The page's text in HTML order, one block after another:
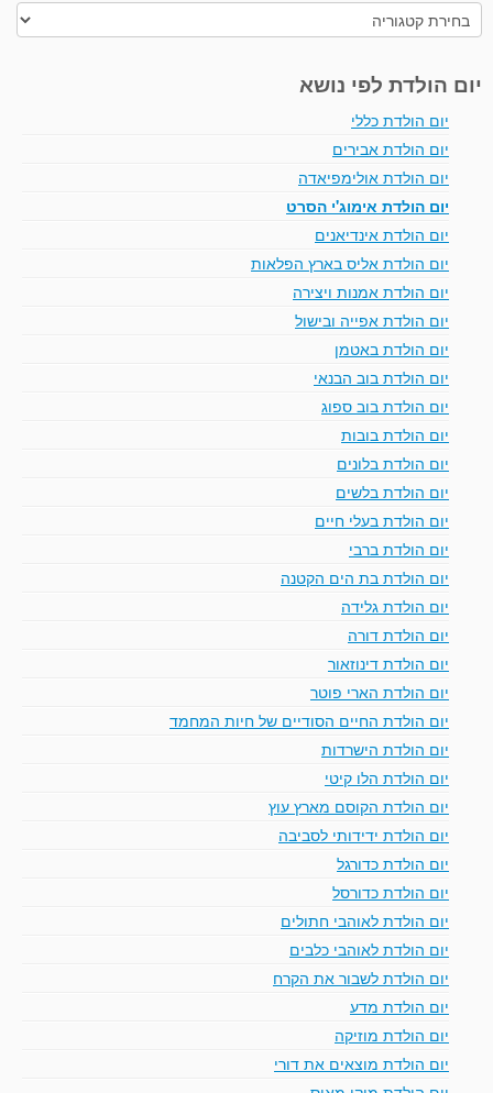
קטגוריות
יום הולדת לפי נושא
יום הולדת כללי
יום הולדת אבירים
יום הולדת אולימפיאדה
יום הולדת אימוג'י הסרט
יום הולדת אינדיאנים
יום הולדת אליס בארץ הפלאות
יום הולדת אמנות ויצירה
יום הולדת אפייה ובישול
יום הולדת באטמן
יום הולדת בוב הבנאי
יום הולדת בוב ספוג
יום הולדת בובות
יום הולדת בלונים
יום הולדת בלשים
יום הולדת בעלי חיים
יום הולדת ברבי
יום הולדת בת הים הקטנה
יום הולדת גלידה
יום הולדת דורה
יום הולדת דינוזאור
יום הולדת הארי פוטר
יום הולדת החיים הסודיים של חיות המחמד
יום הולדת הישרדות
יום הולדת הלו קיטי
יום הולדת הקוסם מארץ עוץ
יום הולדת ידידותי לסביבה
יום הולדת כדורגל
יום הולדת כדורסל
יום הולדת לאוהבי חתולים
יום הולדת לאוהבי כלבים
יום הולדת לשבור את הקרח
יום הולדת מדע
יום הולדת מוזיקה
יום הולדת מוצאים את דורי